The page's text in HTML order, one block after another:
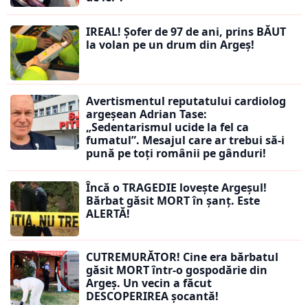
IREAL! Șofer de 97 de ani, prins BĂUT
la volan pe un drum din Argeș!
Avertismentul reputatului cardiolog
argeșean Adrian Tase:
„Sedentarismul ucide la fel ca
fumatul”. Mesajul care ar trebui să-i
pună pe toți românii pe gânduri!
Încă o TRAGEDIE lovește Argeșul!
Bărbat găsit MORT în șanț. Este
ALERTĂ!
CUTREMURĂTOR! Cine era bărbatul
găsit MORT într-o gospodărie din
Argeș. Un vecin a făcut
DESCOPERIREA șocantă!